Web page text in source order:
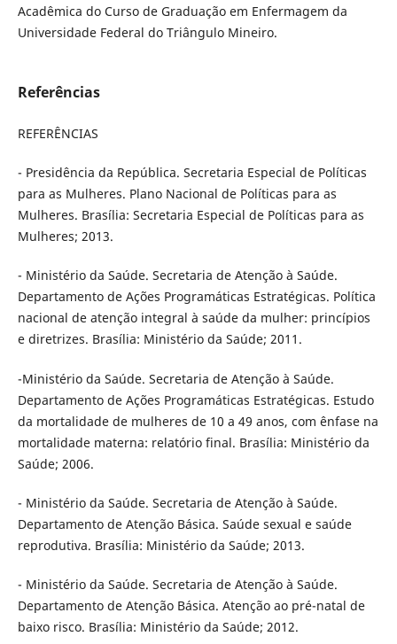
Acadêmica do Curso de Graduação em Enfermagem da
Universidade Federal do Triângulo Mineiro.
Referências
REFERÊNCIAS
- Presidência da República. Secretaria Especial de Políticas
para as Mulheres. Plano Nacional de Políticas para as
Mulheres. Brasília: Secretaria Especial de Políticas para as
Mulheres; 2013.
- Ministério da Saúde. Secretaria de Atenção à Saúde.
Departamento de Ações Programáticas Estratégicas. Política
nacional de atenção integral à saúde da mulher: princípios
e diretrizes. Brasília: Ministério da Saúde; 2011.
-Ministério da Saúde. Secretaria de Atenção à Saúde.
Departamento de Ações Programáticas Estratégicas. Estudo
da mortalidade de mulheres de 10 a 49 anos, com ênfase na
mortalidade materna: relatório final. Brasília: Ministério da
Saúde; 2006.
- Ministério da Saúde. Secretaria de Atenção à Saúde.
Departamento de Atenção Básica. Saúde sexual e saúde
reprodutiva. Brasília: Ministério da Saúde; 2013.
- Ministério da Saúde. Secretaria de Atenção à Saúde.
Departamento de Atenção Básica. Atenção ao pré-natal de
baixo risco. Brasília: Ministério da Saúde; 2012.